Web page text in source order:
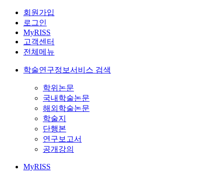
회원가입
로그인
MyRISS
고객센터
전체메뉴
학술연구정보서비스 검색
학위논문
국내학술논문
해외학술논문
학술지
단행본
연구보고서
공개강의
MyRISS